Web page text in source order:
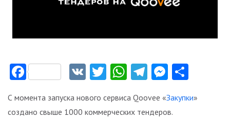
FacebookVK Twitter
WhatsApp
Telegram
С момента запуска нового сервиса Qoovee «Закупки»
создано свыше 1000 коммерческих тендеров.